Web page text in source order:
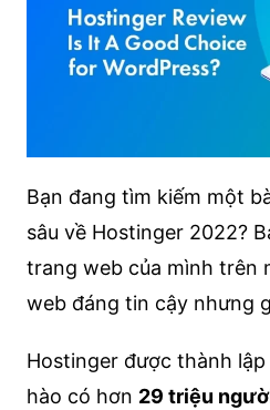
Bạn đang tìm kiếm một
sâu về Hostinger 2022?
trang web của mình trên
web đáng tin cậy nhưng
Hostinger được thành
hào có hơn 29 triệu